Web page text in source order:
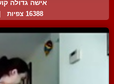
אישה גדולה
16388 צפיות